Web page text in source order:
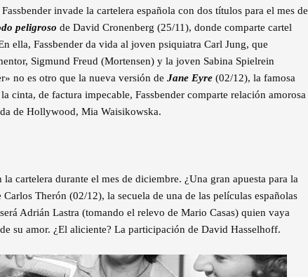
invade la cartelera española con dos títulos para el mes de
peligroso de David Cronenberg (25/11), donde comparte cartel
ella, Fassbender da vida al joven psiquiatra Carl Jung, que
Sigmund Freud (Mortensen) y la joven Sabina Spielrein
no es otro que la nueva versión de Jane Eyre (02/12), la famosa
cinta, de factura impecable, Fassbender comparte relación amorosa
de Hollywood, Mia Waisikowska.
cartelera durante el mes de diciembre. ¿Una gran apuesta para la
Carlos Therón (02/12), la secuela de una de las películas españolas
Adrián Lastra (tomando el relevo de Mario Casas) quien vaya
su amor. ¿El aliciente? La participación de David Hasselhoff.